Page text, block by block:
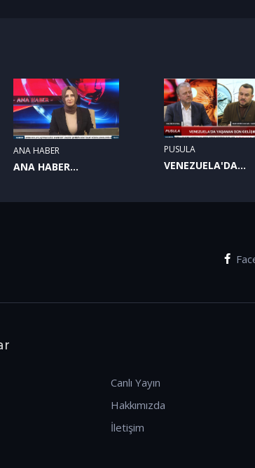
ANA HABER
ANA HABER
PUSULA
VENEZUELA'DA
Canlı Yayın
Hakkımızda
İletişim